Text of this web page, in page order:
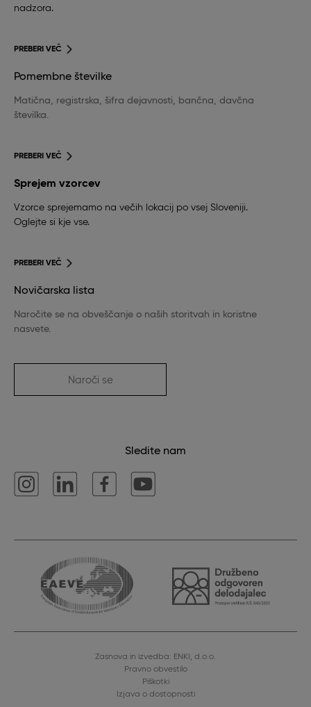
nadzora.
PREBERI VEČ
Pomembne številke
Matična, registrska, šifra dejavnosti, bančna, davčna
številka.
PREBERI VEČ
Sprejem vzorcev
Vzorce sprejemamo na večih lokacij po vsej Sloveniji.
Oglejte si kje vse.
PREBERI VEČ
Novičarska lista
Naročite se na obveščanje o naših storitvah in koristne
nasvete.
Naroči se
Sledite nam
Zasnova in izvedba: ENKI, d.o.o.
Pravno obvestilo
Piškotki
Izjava o dostopnosti